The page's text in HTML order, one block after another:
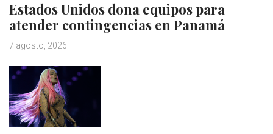
Estados Unidos dona equipos para
atender contingencias en Panamá
7 agosto, 2026